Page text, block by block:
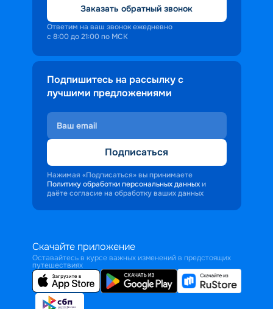
Заказать обратный звонок
Ответим на ваш звонок ежедневно
с 8:00 до 21:00 по МСК
Подпишитесь на рассылку с
лучшими предложениями
Подписаться
Нажимая «Подписаться» вы принимаете
Политику обработки персональных данных и
даёте согласие на обработку ваших данных
Скачайте приложение
Оставайтесь в курсе важных изменений в предстоящих
путешествиях